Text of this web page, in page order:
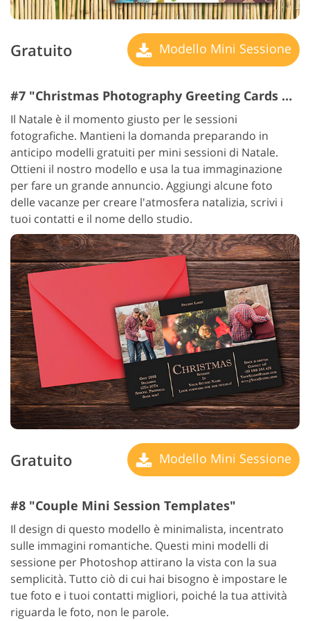
Gratuito Modello Mini Sessione
#7 "Christmas Photography Greeting Cards Business"
Il Natale è il momento giusto per le sessioni
fotografiche. Mantieni la domanda preparando in
anticipo modelli gratuiti per mini sessioni di Natale.
Ottieni il nostro modello e usa la tua immaginazione
per fare un grande annuncio. Aggiungi alcune foto
delle vacanze per creare l'atmosfera natalizia, scrivi i
tuoi contatti e il nome dello studio.
Gratuito Modello Mini Sessione
#8 "Couple Mini Session Templates"
Il design di questo modello è minimalista, incentrato
sulle immagini romantiche. Questi mini modelli di
sessione per Photoshop attirano la vista con la sua
semplicità. Tutto ciò di cui hai bisogno è impostare le
tue foto e i tuoi contatti migliori, poiché la tua attività
riguarda le foto, non le parole.